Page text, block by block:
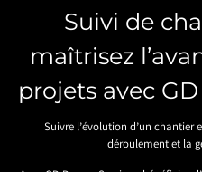
Suivi de
maîtrisez
projets avec
Suivre l’évolution d’un chantier
déroulement et la